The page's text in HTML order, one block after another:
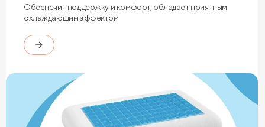
Обеспечит поддержку и комфорт, обладает приятным
охлаждающим эффектом